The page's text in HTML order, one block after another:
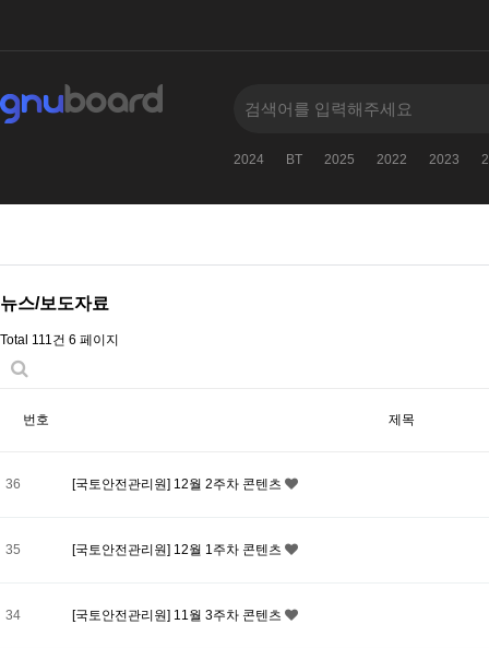
2024 BT 2025 2022 2023
뉴스/보도자료
Total 111건 6 페이지
번호 제목
36 [국토안전관리원] 12월 2주차 콘텐츠
35 [국토안전관리원] 12월 1주차 콘텐츠
34 [국토안전관리원] 11월 3주차 콘텐츠